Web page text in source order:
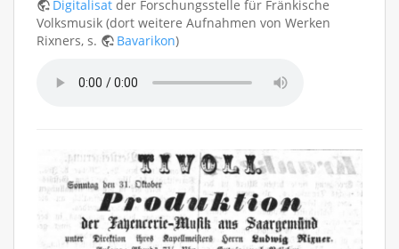
Digitalisat der Forschungsstelle für Fränkische
Volksmusik (dort weitere Aufnahmen von Werken
Rixners, s.
Bavarikon)